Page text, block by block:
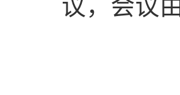
议， 会议